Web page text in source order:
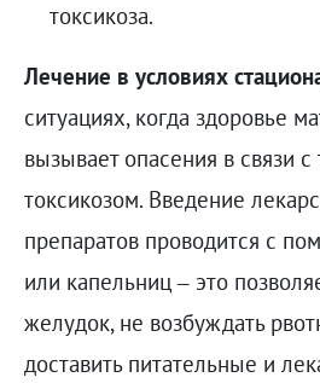
токсикоза.
Лечение в условиях
ситуациях, когда здоровье
вызывает опасения в связи
токсикозом. Введение
препаратов проводится с
или капельниц – это
желудок, не возбуждать
доставить питательные и